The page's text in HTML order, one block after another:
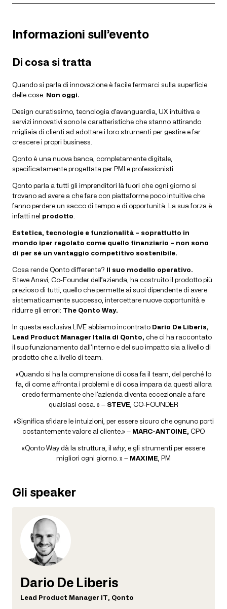
Informazioni sull’evento
Di cosa si tratta
Quando si parla di innovazione è facile fermarci sulla superficie
delle cose. Non oggi.
Design curatissimo, tecnologia d’avanguardia, UX intuitiva e
servizi innovativi sono le caratteristiche che stanno attirando
migliaia di clienti ad adottare i loro strumenti per gestire e far
crescere i propri business.
Qonto è una nuova banca, completamente digitale,
specificatamente progettata per PMI e professionisti.
Qonto parla a tutti gli imprenditori là fuori che ogni giorno si
trovano ad avere a che fare con piattaforme poco intuitive che
fanno perdere un sacco di tempo e di opportunità. La sua forza è
infatti nel prodotto
Estetica, tecnologie e funzionalità – soprattutto in
mondo iper regolato come quello finanziario – non sono
di per sé un vantaggio competitivo sostenibile.
Cosa rende Qonto differente? Il suo modello operativo.
Steve Anavi, Co-Founder dell’azienda, ha costruito il prodotto più
prezioso di tutti, quello che permette ai suoi dipendente di avere
sistematicamente successo, intercettare nuove opportunità e
ridurre gli errori: The Qonto Way.
In questa esclusiva LIVE abbiamo incontrato Dario De Liberis,
Lead Product Manager Italia di Qonto, che ci ha raccontato
il suo funzionamento dall’interno e del suo impatto sia a livello di
prodotto che a livello di team.
«Quando si ha la comprensione di cosa fa il team, del perché lo
fa, di come affronta i problemi e di cosa impara da questi allora
credo fermamente che l’azienda diventa eccezionale a fare
qualsiasi cosa. » — STEVE , CO-FOUNDER
«Significa sfidare le intuizioni, per essere sicuro che ognuno porti
costantemente valore al cliente.» — MARC-ANTOINE, CPO
«Qonto Way dà la struttura, il why, e gli strumenti per essere
migliori ogni giorno. » — MAXIME , PM
Gli speaker
Dario De Liberis
Lead Product Manager IT, Qonto